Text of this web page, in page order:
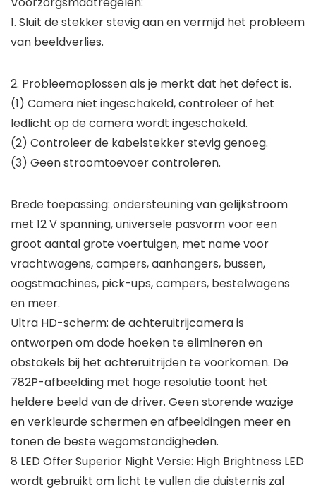
1. Sluit de stekker stevig aan en vermijd het probleem
van beeldverlies.
2. Probleemoplossen als je merkt dat het defect is.
(1) Camera niet ingeschakeld, controleer of het
ledlicht op de camera wordt ingeschakeld.
(2) Controleer de kabelstekker stevig genoeg.
(3) Geen stroomtoevoer controleren.
Brede toepassing: ondersteuning van gelijkstroom
met 12 V spanning, universele pasvorm voor een
groot aantal grote voertuigen, met name voor
vrachtwagens, campers, aanhangers, bussen,
oogstmachines, pick-ups, campers, bestelwagens
en meer.
Ultra HD-scherm: de achteruitrijcamera is
ontworpen om dode hoeken te elimineren en
obstakels bij het achteruitrijden te voorkomen. De
782P-afbeelding met hoge resolutie toont het
heldere beeld van de driver. Geen storende wazige
en verkleurde schermen en afbeeldingen meer en
tonen de beste wegomstandigheden.
8 LED Offer Superior Night Versie: High Brightness LED
wordt gebruikt om licht te vullen die duisternis zal